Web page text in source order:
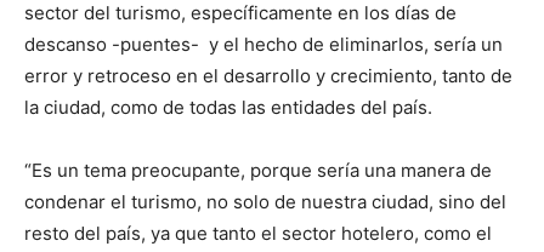
sector del turismo, específicamente en los días de
descanso -puentes- y el hecho de eliminarlos, sería un
error y retroceso en el desarrollo y crecimiento, tanto de
la ciudad, como de todas las entidades del país.
“Es un tema preocupante, porque sería una manera de
condenar el turismo, no solo de nuestra ciudad, sino del
resto del país, ya que tanto el sector hotelero, como el